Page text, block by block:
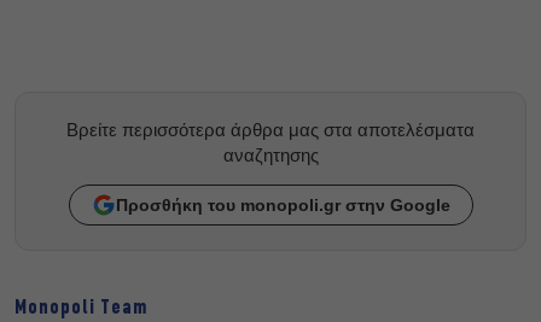
Βρείτε περισσότερα άρθρα μας στα αποτελέσματα
αναζητησης
Προσθήκη του monopoli.gr στην Google
Monopoli Team